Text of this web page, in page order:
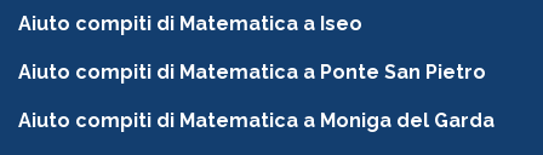
Aiuto compiti di Matematica a Iseo
Aiuto compiti di Matematica a Ponte San Pietro
Aiuto compiti di Matematica a Moniga del Garda